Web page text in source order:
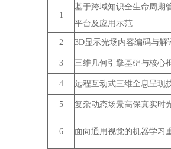
1
基于跨域知识全生命周期
平台及应用示范
2 3D显示光场内容编码与解
3 三维几何引擎基础与核心
4 远程互动式三维全息呈现
5 复杂动态场景高保真实时
6 面向通用视觉的机器学习